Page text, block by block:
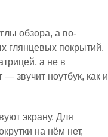
обзора, а во-
глянцевых покрытий.
а не в
звучит ноутбук, как и
экрану. Для
на нём нет,